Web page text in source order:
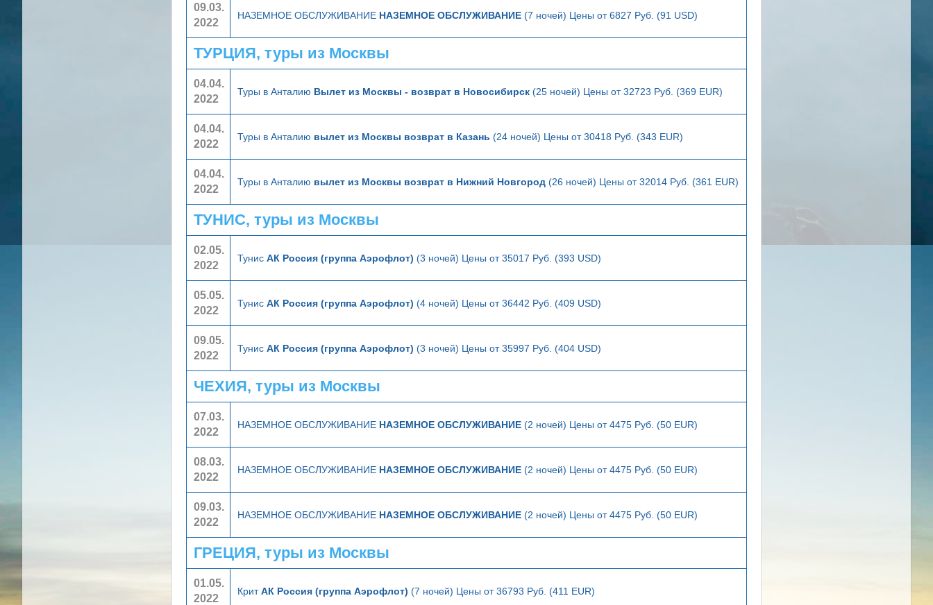
09.03.
2022
НАЗЕМНОЕ ОБСЛУЖИВАНИЕ НАЗЕМНОЕ ОБСЛУЖИВАНИЕ (7 ночей) Цены от 6827 Руб. (91 USD)
ТУРЦИЯ, туры из Москвы
04.04.
2022
Туры в Анталию Вылет из Москвы - возврат в Новосибирск (25 ночей) Цены от 32723 Руб. (369 EUR)
04.04.
2022
Туры в Анталию вылет из Москвы возврат в Казань (24 ночей) Цены от 30418 Руб. (343 EUR)
04.04.
2022
Туры в Анталию вылет из Москвы возврат в Нижний Новгород (26 ночей) Цены от 32014 Руб. (361 EUR)
ТУНИС, туры из Москвы
02.05.
2022
Тунис АК Россия (группа Аэрофлот) (3 ночей) Цены от 35017 Руб. (393 USD)
05.05.
2022
Тунис АК Россия (группа Аэрофлот) (4 ночей) Цены от 36442 Руб. (409 USD)
09.05.
2022
Тунис АК Россия (группа Аэрофлот) (3 ночей) Цены от 35997 Руб. (404 USD)
ЧЕХИЯ, туры из Москвы
07.03.
2022
НАЗЕМНОЕ ОБСЛУЖИВАНИЕ НАЗЕМНОЕ ОБСЛУЖИВАНИЕ (2 ночей) Цены от 4475 Руб. (50 EUR)
08.03.
2022
НАЗЕМНОЕ ОБСЛУЖИВАНИЕ НАЗЕМНОЕ ОБСЛУЖИВАНИЕ (2 ночей) Цены от 4475 Руб. (50 EUR)
09.03.
2022
НАЗЕМНОЕ ОБСЛУЖИВАНИЕ НАЗЕМНОЕ ОБСЛУЖИВАНИЕ (2 ночей) Цены от 4475 Руб. (50 EUR)
ГРЕЦИЯ, туры из Москвы
01.05.
2022
КритАК Россия (группа Аэрофлот) (7 ночей) Цены от 36793 Руб. (411 EUR)